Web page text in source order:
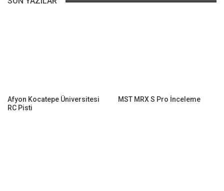
Afyon Kocatepe Üniversitesi
RC Pisti
MST MRX S Pro İnceleme